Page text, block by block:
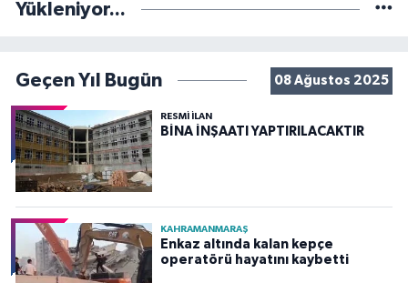
Yükleniyor...
Geçen Yıl Bugün 08 Ağustos 2025
RESMİ İLAN
BİNA İNŞAATI YAPTIRILACAKTIR
KAHRAMANMARAŞ
Enkaz altında kalan kepçe
operatörü hayatını kaybetti